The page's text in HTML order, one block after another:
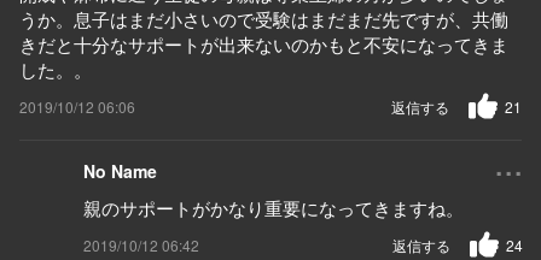
うか。息子はまだ小さいので受験はまだまだ先ですが、共働
きだと十分なサポートが出来ないのかもと不安になってきま
した。。
2019/10/12 06:06 21
返信する
No Name ...
親のサポートがかなり重要になってきますね。
2019/10/12 06:42 24
返信する